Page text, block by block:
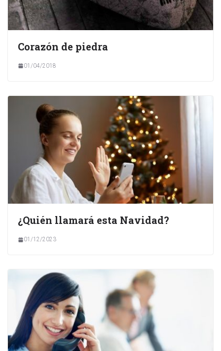
Corazón de piedra
01/04/2018
¿Quién llamará esta Navidad?
01/12/2023